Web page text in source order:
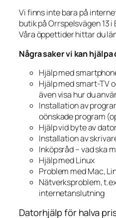
Vi finns inte bara på
butik på Orrspelsvägen 13 i
Våra öppettider hittar du
Några saker vi kan hjälpa
Hjälp med
Hjälp med smart-TV
även visa hur du
Installation av
oönskade program
Hjälp vid byte av
Installation av
Inköpsråd – vad ska
Hjälp med Linux
Problem med Mac,
Nätverksproblem,
internetanslutning
Datorhjälp för halva